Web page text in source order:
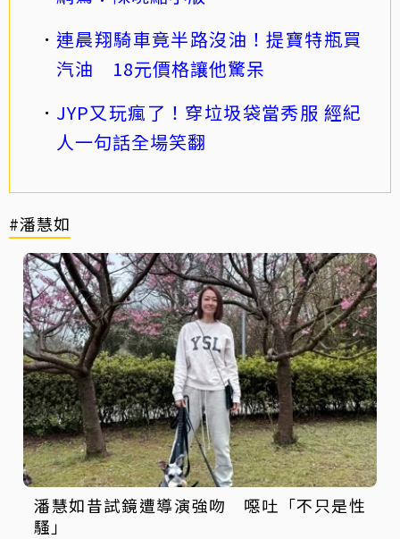
連晨翔騎車竟半路沒油！提寶特瓶買
汽油 18元價格讓他驚呆
JYP又玩瘋了！穿垃圾袋當秀服 經紀
人一句話全場笑翻
#潘慧如
潘慧如昔試鏡遭導演強吻 噁吐「不只是性
騷」